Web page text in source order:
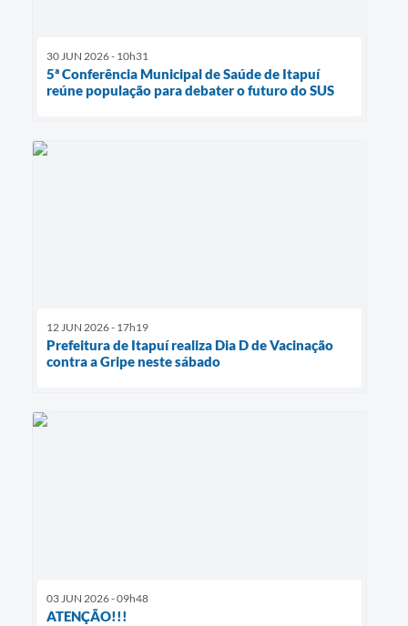
30 JUN 2026 - 10h31
5ª Conferência Municipal de Saúde de Itapuí
reúne população para debater o futuro do SUS
12 JUN 2026 - 17h19
Prefeitura de Itapuí realiza Dia D de Vacinação
contra a Gripe neste sábado
03 JUN 2026 - 09h48
ATENÇÃO!!!